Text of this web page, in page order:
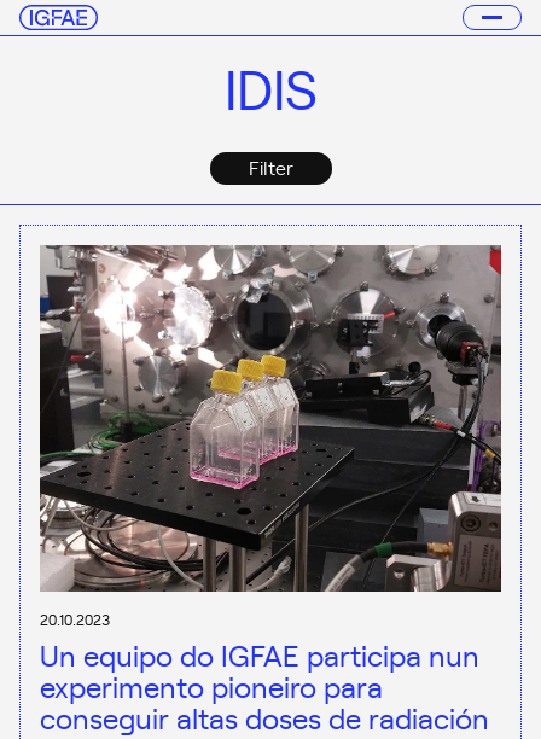
IDIS
Filter
20.10.2023
Un equipo do IGFAE participa nun
experimento pioneiro para
conseguir altas doses de radiación